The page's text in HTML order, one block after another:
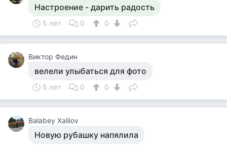
Настроение - дарить радость
5 лет 0 0
Виктор Федин
велели улыбаться для фото
5 лет 0 0
Balabey Xalilov
Новую рубашку напялила